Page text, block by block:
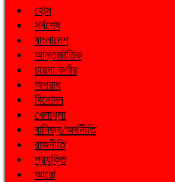
হোম
সর্বশেষ
বাংলাদেশ
আন্তর্জাতিক
চায়না কর্ণার
অপরাধ
বিনোদন
খেলাধুলা
বানিজ্য/অর্থনীতি
রাজনীতি
প্রযুক্তি
আরো